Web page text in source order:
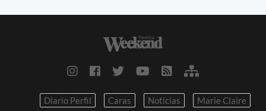
Diario Perfil Caras Noticias
Marie Claire